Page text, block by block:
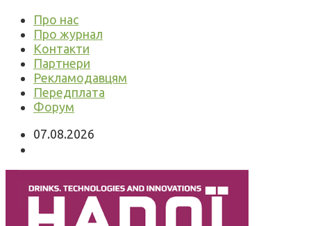
Про нас
Про журнал
Контакти
Партнери
Рекламодавцям
Передплата
Форум
07.08.2026